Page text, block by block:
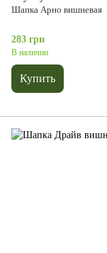
Шапка Арно вишневая
283 грн
В наличии
Купить